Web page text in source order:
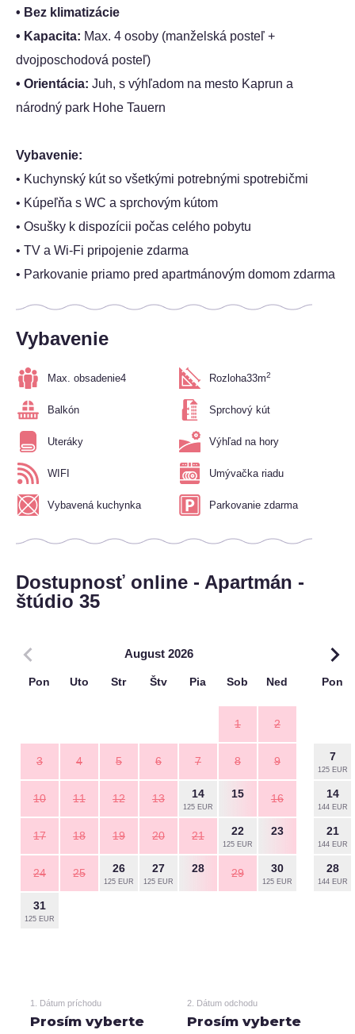
• Bez klimatizácie
• Kapacita: Max. 4 osoby (manželská posteľ +
dvojposchodová posteľ)
• Orientácia: Juh, s výhľadom na mesto Kaprun a
národný park Hohe Tauern
Vybavenie:
• Kuchynský kút so všetkými potrebnými spotrebičmi
• Kúpeľňa s WC a sprchovým kútom
• Osušky k dispozícii počas celého pobytu
• TV a Wi-Fi pripojenie zdarma
• Parkovanie priamo pred apartmánovým domom zdarma
Vybavenie
Max. obsadenie4 Rozloha33m2
Balkón Sprchový kút
Uteráky Výhľad na hory
WIFI Umývačka riadu
Vybavená kuchynka Parkovanie zdarma
Dostupnosť online - Apartmán -
štúdio 35
August 2026
Pon Uto Str Štv Pia Sob Ned
1 2
3 4 5 6 7 8 9
10 11 12 13 14
125 EUR
15 16
17 18 19 20 21 22
125 EUR
23
24 25 26
125 EUR
27
125 EUR
28 29 30
125 EUR
31
125 EUR
Pon
7
125 EUR
14
144 EUR
21
144 EUR
28
144 EUR
1. Dátum príchodu
Prosím vyberte
2. Dátum odchodu
Prosím vyberte